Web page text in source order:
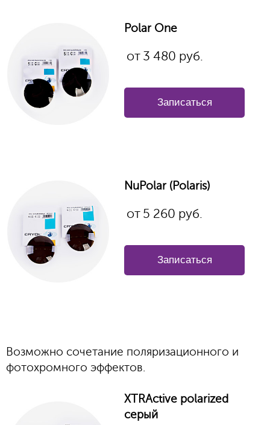
Polar One
от 3 480 руб.
Записаться
NuPolar (Polaris)
от 5 260 руб.
Записаться
Возможно сочетание поляризационного и
фотохромного эффектов.
XTRActive polarized
серый